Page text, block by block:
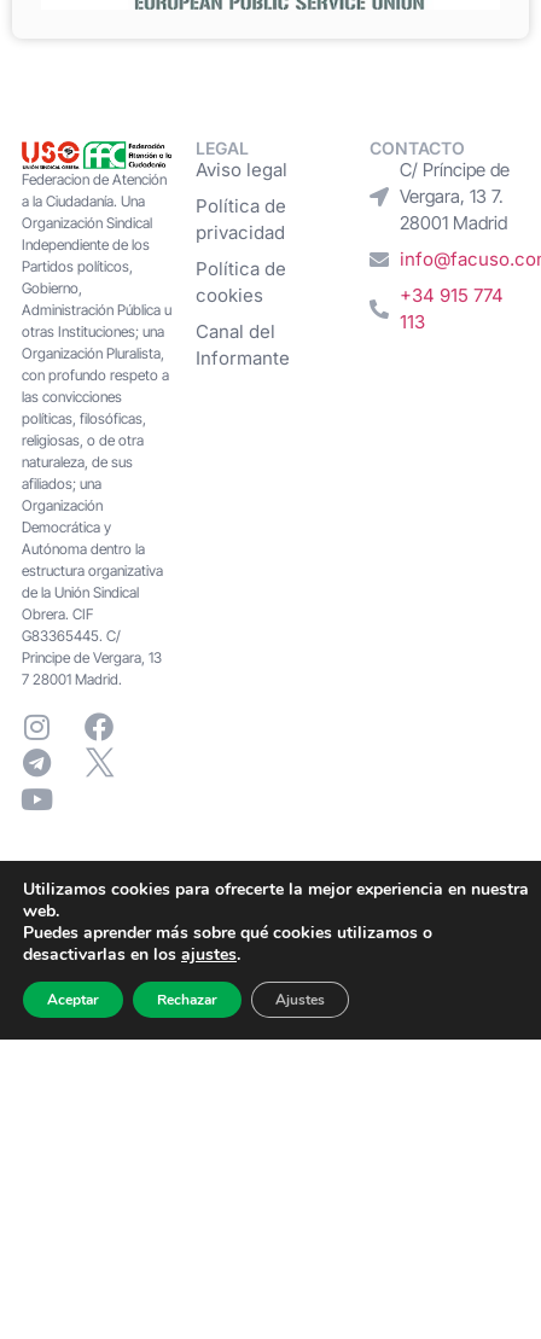
Federacion de Atención
a la Ciudadanía. Una
Organización Sindical
Independiente de los
Partidos políticos,
Gobierno,
Administración Pública u
otras Instituciones; una
Organización Pluralista,
con profundo respeto a
las convicciones
políticas, filosóficas,
religiosas, o de otra
naturaleza, de sus
afiliados; una
Organización
Democrática y
Autónoma dentro la
estructura organizativa
de la Unión Sindical
Obrera. CIF
G83365445. C/
Principe de Vergara, 13
7 28001 Madrid.
LEGAL
Aviso legal
Política de
privacidad
Política de
cookies
Canal del
Informante
CONTACTO
C/ Príncipe de
Vergara, 13 7.
28001 Madrid
+34 915 774
113
Utilizamos cookies para ofrecerte la mejor experiencia en nuestra
web.
Puedes aprender más sobre qué cookies utilizamos o
desactivarlas en los ajustes.
Aceptar Rechazar Ajustes